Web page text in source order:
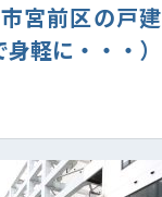
宮前区の戸建
軽に・・・）